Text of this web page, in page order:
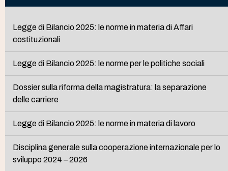
Legge di Bilancio 2025: le norme in materia di Affari
costituzionali
Legge di Bilancio 2025: le norme per le politiche sociali
Dossier sulla riforma della magistratura: la separazione
delle carriere
Legge di Bilancio 2025: le norme in materia di lavoro
Disciplina generale sulla cooperazione internazionale per lo
sviluppo 2024 – 2026